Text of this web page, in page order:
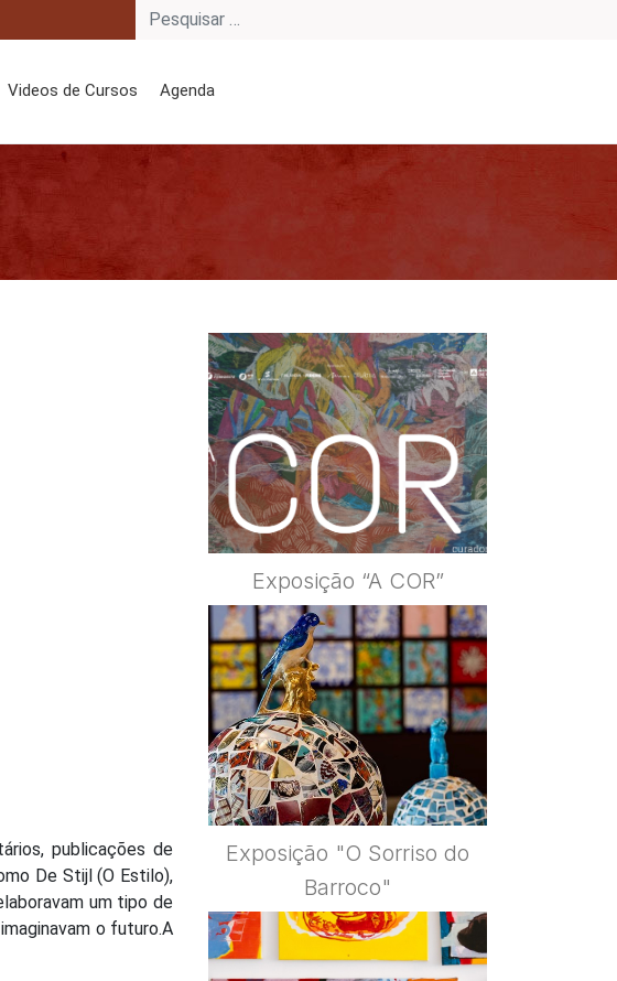
Videos de Cursos Agenda
publicações de
De Stijl (O Estilo),
um tipo de
o futuro.A
Exposição “A COR”
Exposição "O Sorriso do
Barroco"